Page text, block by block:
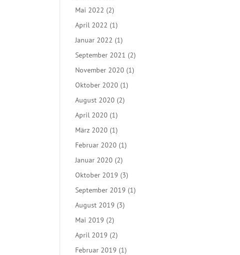
Mai 2022 (2)
April 2022 (1)
Januar 2022 (1)
September 2021 (2)
November 2020 (1)
Oktober 2020 (1)
August 2020 (2)
April 2020 (1)
März 2020 (1)
Februar 2020 (1)
Januar 2020 (2)
Oktober 2019 (3)
September 2019 (1)
August 2019 (3)
Mai 2019 (2)
April 2019 (2)
Februar 2019 (1)